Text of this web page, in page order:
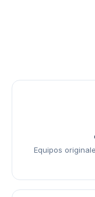
Equipos